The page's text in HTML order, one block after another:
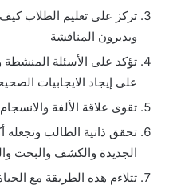
تركز على تعليم الطلاب
ويديرون المناقشة
تؤكد على الأسئلة المنشطة
على إيجاد الايجابيات
تقوى علاقة الألفة
تحقق ذاتية الطالب وتجعله
الجديدة والكشف والبحث
تتلاءم هذه الطريقة مع